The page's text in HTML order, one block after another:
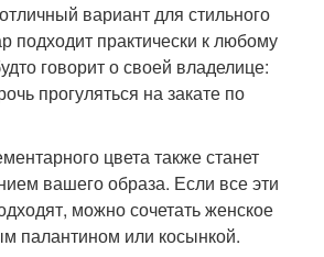
вариант для стильного
подходит практически к любому
говорит о своей владелице:
прогуляться на закате по
цвета также станет
вашего образа. Если все эти
можно сочетать женское
палантином или косынкой.